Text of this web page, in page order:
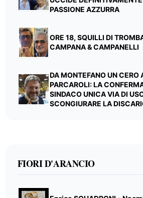
PASSIONE AZZURRA
ORE 18, SQUILLI DI
CAMPANA & CAMPANELLI
DA MONTEFANO UN CERO
PARCAROLI: LA
SINDACO UNICA VIA DI
SCONGIURARE LA
FIORI D'ARANCIO